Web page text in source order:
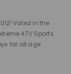
Voted in the
ATV Sports
for all age